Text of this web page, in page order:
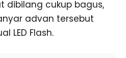
dibilang cukup bagus,
advan tersebut
LED Flash.